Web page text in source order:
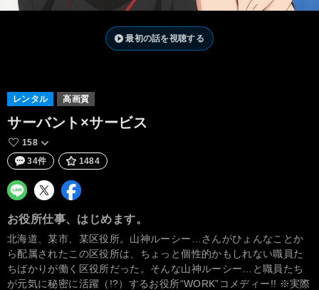
最初の話を視聴する
レンタル 高画質
サーバント×サービス
158
34件
1484
お役所仕事、はじめます。
北海道、某市、某区役所。山神ルーシー…さんがひょんなことか
ら配属されたこの区役所は、ちょっと個性的かもしれない職員た
ちばかりが働く区役所だった。そんな山神ルーシー…と職員たち
が元気に秘密に活躍（!?）するお役所“WORK”コメディー!! ※実際